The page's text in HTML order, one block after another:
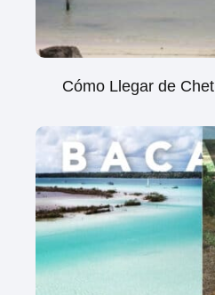
Cómo Llegar de